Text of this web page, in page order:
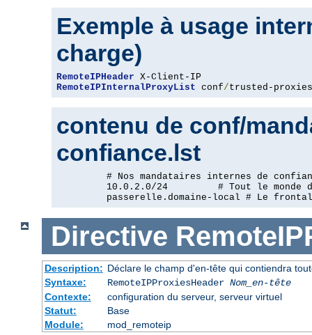
Exemple à usage
charge)
RemoteIPHeader
RemoteIPInternalProxyList conf/trusted-proxies
contenu de conf/
confiance.lst
# Nos mandataires internes de
10.0.2.0/24         # Tout le monde
passerelle.domaine-local # Le
Directive
Description: Déclare le champ d'en-tête qui contiendra
Syntaxe:
RemoteIPProxiesHeader Nom_en-tête
Contexte:
configuration du serveur, serveur virtuel
Statut:
Base
Module:
mod_remoteip